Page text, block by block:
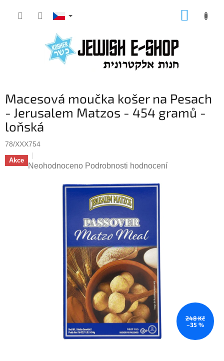
Macesová moučka košer na Pesach
- Jerusalem Matzos - 454 gramů -
loňská
78/XXX754
Akce
Průměrné
Neohodnoceno Podrobnosti hodnocení
248 Kč
–35 %